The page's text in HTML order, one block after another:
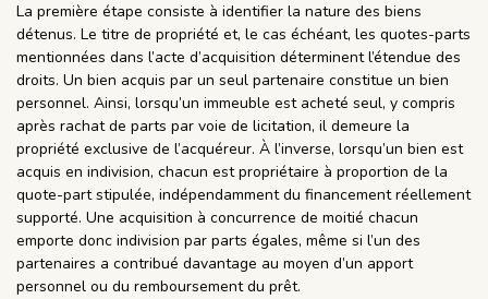
La première étape consiste à identifier la nature des biens
détenus. Le titre de propriété et, le cas échéant, les quotes-parts
mentionnées dans l’acte d’acquisition déterminent l’étendue des
droits. Un bien acquis par un seul partenaire constitue un bien
personnel. Ainsi, lorsqu’un immeuble est acheté seul, y compris
après rachat de parts par voie de licitation, il demeure la
propriété exclusive de l’acquéreur. À l’inverse, lorsqu’un bien est
acquis en indivision, chacun est propriétaire à proportion de la
quote-part stipulée, indépendamment du financement réellement
supporté. Une acquisition à concurrence de moitié chacun
emporte donc indivision par parts égales, même si l’un des
partenaires a contribué davantage au moyen d’un apport
personnel ou du remboursement du prêt.